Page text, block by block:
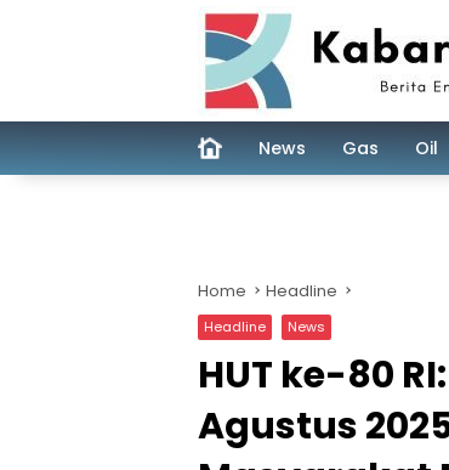
News Gas Oil
Home Headline
Headline News
HUT ke-80
Agustus